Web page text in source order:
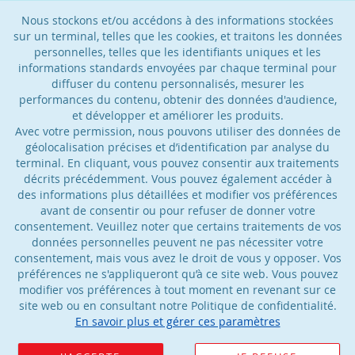
Nous stockons et/ou accédons à des informations stockées
sur un terminal, telles que les cookies, et traitons les données
personnelles, telles que les identifiants uniques et les
informations standards envoyées par chaque terminal pour
diffuser du contenu personnalisés, mesurer les
performances du contenu, obtenir des données d'audience,
et développer et améliorer les produits.
Avec votre permission, nous pouvons utiliser des données de
géolocalisation précises et d’identification par analyse du
terminal. En cliquant, vous pouvez consentir aux traitements
décrits précédemment. Vous pouvez également accéder à
des informations plus détaillées et modifier vos préférences
avant de consentir ou pour refuser de donner votre
consentement. Veuillez noter que certains traitements de vos
données personnelles peuvent ne pas nécessiter votre
consentement, mais vous avez le droit de vous y opposer. Vos
préférences ne s'appliqueront qu’à ce site web. Vous pouvez
modifier vos préférences à tout moment en revenant sur ce
site web ou en consultant notre Politique de confidentialité.
En savoir plus et gérer ces paramètres